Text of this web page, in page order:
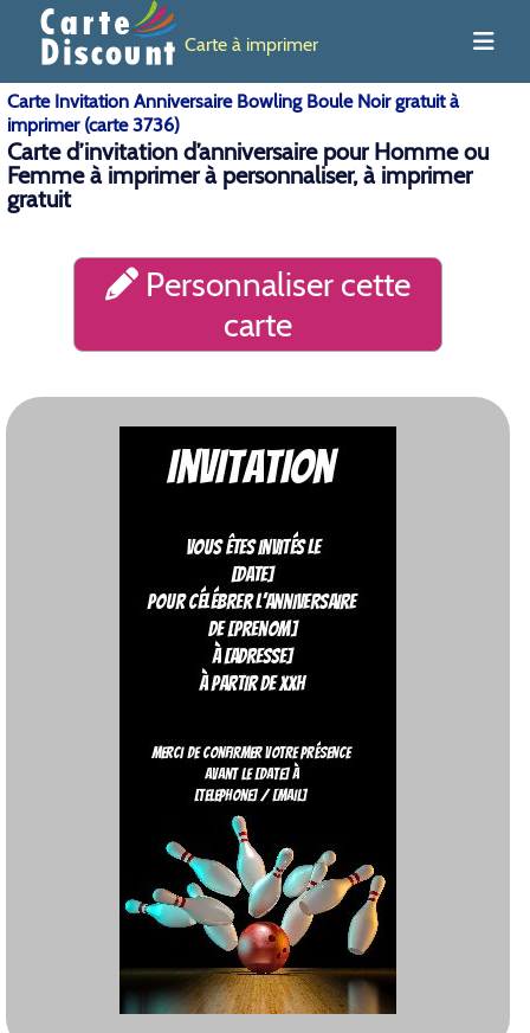
Carte à imprimer
Carte Invitation Anniversaire Bowling Boule Noir gratuit à
imprimer (carte 3736)
Carte d’invitation d’anniversaire pour Homme ou
Femme à imprimer à personnaliser, à imprimer
gratuit
Personnaliser cette
carte